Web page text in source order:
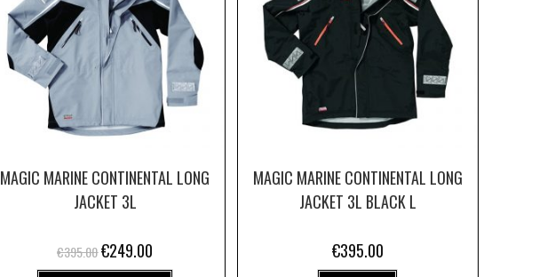
MAGIC MARINE CONTINENTAL LONG
JACKET 3L
€395.00€249.00
MAGIC MARINE CONTINENTAL LONG
JACKET 3L BLACK L
€395.00